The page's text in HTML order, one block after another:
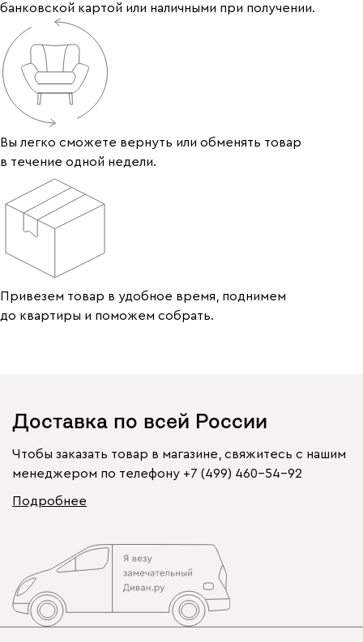
банковской картой или наличными при получении.
Вы легко сможете вернуть или обменять товар
в течение одной недели.
Привезем товар в удобное время, поднимем
до квартиры и поможем собрать.
Доставка по всей России
Чтобы заказать товар в магазине, свяжитесь с нашим
менеджером по телефону +7 (499) 460-54-92
Подробнее